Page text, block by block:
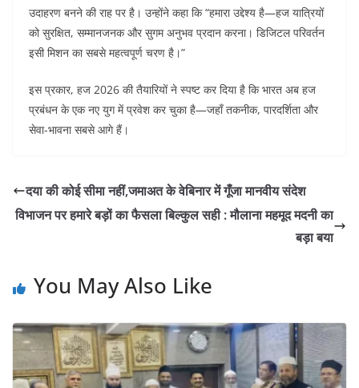
उदाहरण बनने की राह पर है। उन्होंने कहा कि “हमारा उद्देश्य है—हज यात्रियों
को सुरक्षित, सम्मानजनक और सुगम अनुभव प्रदान करना। डिजिटल परिवर्तन
इसी मिशन का सबसे महत्वपूर्ण चरण है।”
इस प्रकार, हज 2026 की तैयारियों ने स्पष्ट कर दिया है कि भारत अब हज
प्रबंधन के एक नए युग में प्रवेश कर चुका है—जहाँ तकनीक, पारदर्शिता और
सेवा-भावना सबसे आगे हैं।
दया की कोई सीमा नहीं,जमाअत के वेबिनार में गूँजा मानवीय संदेश
विभाजन पर हमारे बड़ों का फैसला बिल्कुल सही : मौलाना महमूद मदनी का
बड़ा बया
You May Also Like